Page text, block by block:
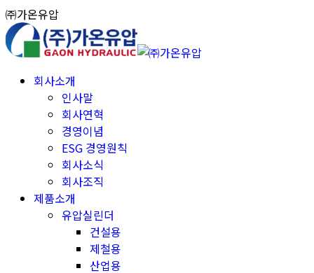
Skip
to
content
㈜가온유압
회사소개
인사말
회사연혁
경영이념
ESG 경영원칙
회사소식
회사조직
제품소개
유압실린더
건설용
제철용
산업용